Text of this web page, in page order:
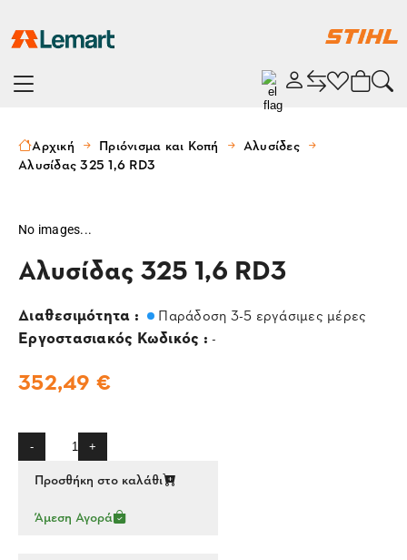
Αρχική Πριόνισμα και Κοπή
Αλυσίδες
Αλυσίδας 325 1,6 RD3
No images...
Αλυσίδας 325 1,6 RD3
Διαθεσιμότητα : Παράδοση 3-5 εργάσιμες μέρες
Εργοστασιακός Κωδικός : -
352,49 €
- +
Προσθήκη στο καλάθι
Άμεση Αγορά